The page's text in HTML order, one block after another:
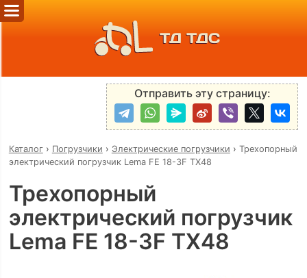
ТД ТДС
Отправить эту страницу:
Каталог› Погрузчики › Электрические погрузчики › Трехопорный
электрический погрузчик Lema FE 18-3F TX48
Трехопорный
электрический погрузчик
Lema FE 18-3F TX48